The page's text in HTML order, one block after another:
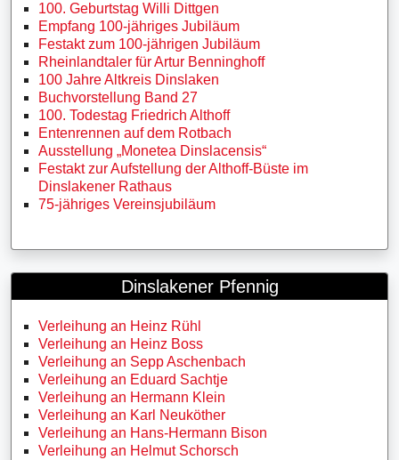
100. Geburtstag Willi Dittgen
Empfang 100-jähriges Jubiläum
Festakt zum 100-jährigen Jubiläum
Rheinlandtaler für Artur Benninghoff
100 Jahre Altkreis Dinslaken
Buchvorstellung Band 27
100. Todestag Friedrich Althoff
Entenrennen auf dem Rotbach
Ausstellung „Monetea Dinslacensis“
Festakt zur Aufstellung der Althoff-Büste im
Dinslakener Rathaus
75-jähriges Vereinsjubiläum
Dinslakener Pfennig
Verleihung an Heinz Rühl
Verleihung an Heinz Boss
Verleihung an Sepp Aschenbach
Verleihung an Eduard Sachtje
Verleihung an Hermann Klein
Verleihung an Karl Neuköther
Verleihung an Hans-Hermann Bison
Verleihung an Helmut Schorsch